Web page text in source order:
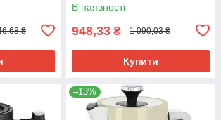
₴
В наявності
948,33 ₴ 1 090,03 ₴
Купити
–13%